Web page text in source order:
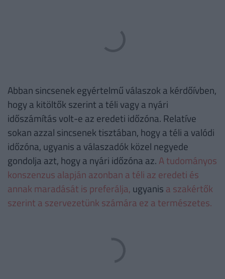
Abban sincsenek egyértelmű válaszok a kérdőívben,
hogy a kitöltők szerint a téli vagy a nyári
időszámítás volt-e az eredeti időzóna. Relatíve
sokan azzal sincsenek tisztában, hogy a téli a valódi
időzóna, ugyanis a válaszadók közel negyede
gondolja azt, hogy a nyári időzóna az. A tudományos
konszenzus alapján azonban a téli az eredeti és
annak maradását is preferálja, ugyanis a szakértők
szerint a szervezetünk számára ez a természetes.